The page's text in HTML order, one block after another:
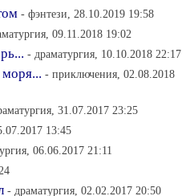
- фэнтези, 28.10.2019 19:58
09.11.2018 19:02
- драматургия, 10.10.2018 22:17
- приключения, 02.08.2018
31.07.2017 23:25
13:45
06.06.2017 21:11
- драматургия, 02.02.2017 20:50